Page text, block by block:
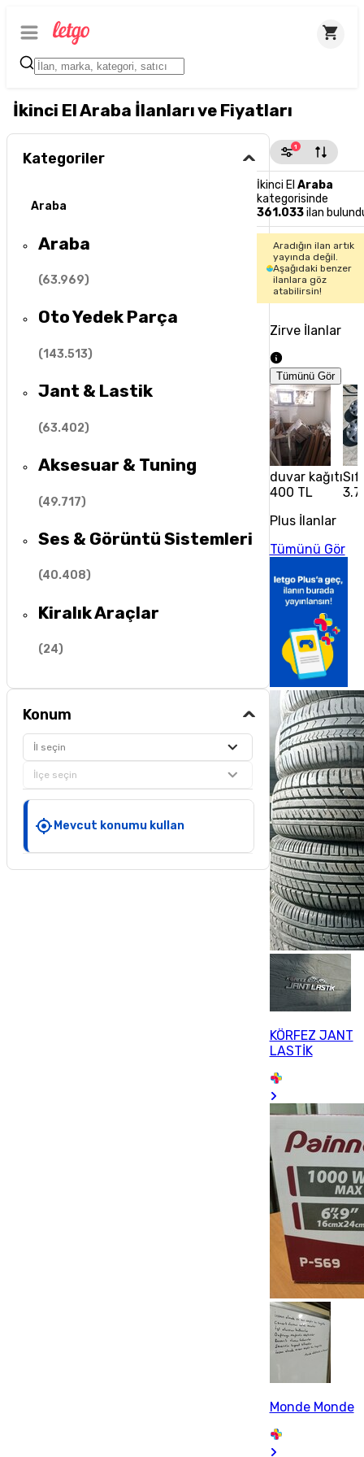
İkinci El Araba İlanları ve Fiyatları
Kategoriler
Araba
Araba
(63.969)
Oto Yedek Parça
(143.513)
Jant & Lastik
(63.402)
Aksesuar & Tuning
(49.717)
Ses & Görüntü Sistemleri
(40.408)
Kiralık Araçlar
(24)
Konum
İl seçin
İlçe seçin
Mevcut konumu kullan
1
İkinci El Araba
kategorisinde
361.033ilan
Aradığın ilan artık
yayında değil.
Aşağıdaki benzer
ilanlara göz
atabilirsin!
Zirve İlanlar
Tümünü Gör
duvar kağıtı
400 TL
Plus İlanlar
Tümünü Gör
KÖRFEZ JANT
LASTİK
Monde Monde